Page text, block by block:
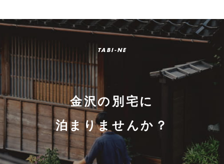
TABI-NE
金沢の別宅に
泊まりませんか？